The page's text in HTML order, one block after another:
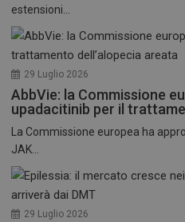
estensioni...
29 Luglio 2026
AbbVie: la Commissione
upadacitinib per il
La Commissione europea ha
JAK...
29 Luglio 2026